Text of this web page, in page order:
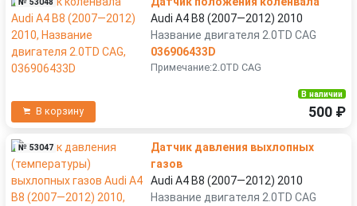
№ 53048
Audi A4 B8 (2007—2012) 2010
Название двигателя 2.0TD CAG
036906433D
Примечание:2.0TD CAG
В корзину
В наличии
500 ₽
№ 53047
Датчик давления выхлопных
газов
Audi A4 B8 (2007—2012) 2010
Название двигателя 2.0TD CAG